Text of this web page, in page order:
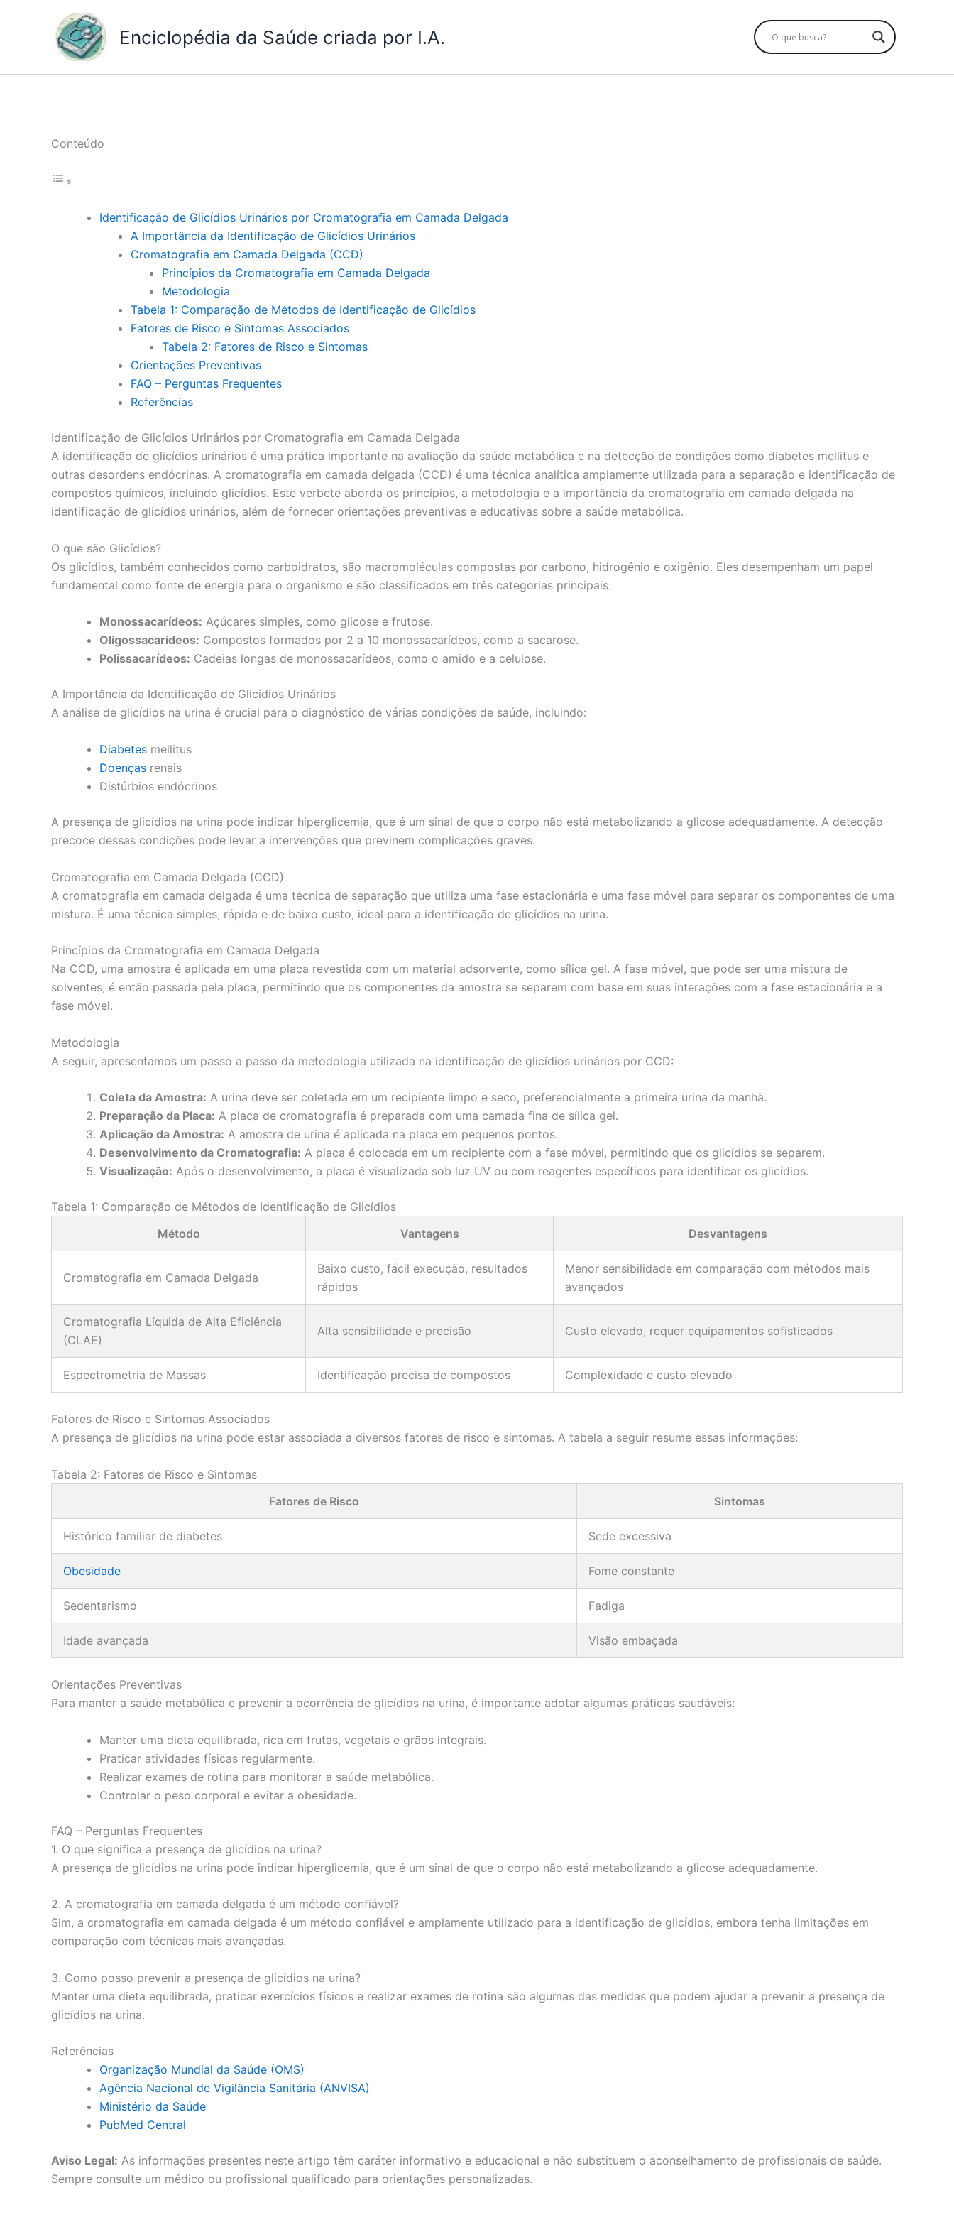
Enciclopédia da Saúde criada por I.A.
Conteúdo
Identificação de Glicídios Urinários por Cromatografia em Camada Delgada
A Importância da Identificação de Glicídios Urinários
Cromatografia em Camada Delgada (CCD)
Princípios da Cromatografia em Camada Delgada
Metodologia
Tabela 1: Comparação de Métodos de Identificação de Glicídios
Fatores de Risco e Sintomas Associados
Tabela 2: Fatores de Risco e Sintomas
Orientações Preventivas
FAQ – Perguntas Frequentes
Referências
Identificação de Glicídios Urinários por Cromatografia em Camada Delgada
A identificação de glicídios urinários é uma prática importante na avaliação da saúde metabólica e na detecção de condições como diabetes mellitus e
outras desordens endócrinas. A cromatografia em camada delgada (CCD) é uma técnica analítica amplamente utilizada para a separação e identificação de
compostos químicos, incluindo glicídios. Este verbete aborda os princípios, a metodologia e a importância da cromatografia em camada delgada na
identificação de glicídios urinários, além de fornecer orientações preventivas e educativas sobre a saúde metabólica.
O que são Glicídios?
Os glicídios, também conhecidos como carboidratos, são macromoléculas compostas por carbono, hidrogênio e oxigênio. Eles desempenham um papel
fundamental como fonte de energia para o organismo e são classificados em três categorias principais:
Monossacarídeos: Açúcares simples, como glicose e frutose.
Oligossacarídeos: Compostos formados por 2 a 10 monossacarídeos, como a sacarose.
Polissacarídeos: Cadeias longas de monossacarídeos, como o amido e a celulose.
A Importância da Identificação de Glicídios Urinários
A análise de glicídios na urina é crucial para o diagnóstico de várias condições de saúde, incluindo:
Diabetes mellitus
Doenças renais
Distúrbios endócrinos
A presença de glicídios na urina pode indicar hiperglicemia, que é um sinal de que o corpo não está metabolizando a glicose adequadamente. A detecção
precoce dessas condições pode levar a intervenções que previnem complicações graves.
Cromatografia em Camada Delgada (CCD)
A cromatografia em camada delgada é uma técnica de separação que utiliza uma fase estacionária e uma fase móvel para separar os componentes de uma
mistura. É uma técnica simples, rápida e de baixo custo, ideal para a identificação de glicídios na urina.
Princípios da Cromatografia em Camada Delgada
Na CCD, uma amostra é aplicada em uma placa revestida com um material adsorvente, como sílica gel. A fase móvel, que pode ser uma mistura de
solventes, é então passada pela placa, permitindo que os componentes da amostra se separem com base em suas interações com a fase estacionária e a
fase móvel.
Metodologia
A seguir, apresentamos um passo a passo da metodologia utilizada na identificação de glicídios urinários por CCD:
Coleta da Amostra: A urina deve ser coletada em um recipiente limpo e seco, preferencialmente a primeira urina da manhã.
Preparação da Placa: A placa de cromatografia é preparada com uma camada fina de sílica gel.
Aplicação da Amostra: A amostra de urina é aplicada na placa em pequenos pontos.
Desenvolvimento da Cromatografia: A placa é colocada em um recipiente com a fase móvel, permitindo que os glicídios se separem.
Visualização: Após o desenvolvimento, a placa é visualizada sob luz UV ou com reagentes específicos para identificar os glicídios.
Tabela 1: Comparação de Métodos de Identificação de Glicídios
Método
Vantagens Desvantagens
Cromatografia em Camada Delgada
Baixo custo, fácil execução, resultados
rápidos
Menor sensibilidade em comparação com métodos mais
avançados
Cromatografia Líquida de Alta Eficiência
(CLAE)
Alta sensibilidade e precisão Custo elevado, requer equipamentos sofisticados
Espectrometria de Massas Identificação precisa de compostos Complexidade e custo elevado
Fatores de Risco e Sintomas Associados
A presença de glicídios na urina pode estar associada a diversos fatores de risco e sintomas. A tabela a seguir resume essas informações:
Tabela 2: Fatores de Risco e Sintomas
Fatores de Risco
Sintomas
Histórico familiar de diabetes Sede excessiva
Obesidade Fome constante
Sedentarismo Fadiga
Idade avançada Visão embaçada
Orientações Preventivas
Para manter a saúde metabólica e prevenir a ocorrência de glicídios na urina, é importante adotar algumas práticas saudáveis:
Manter uma dieta equilibrada, rica em frutas, vegetais e grãos integrais.
Praticar atividades físicas regularmente.
Realizar exames de rotina para monitorar a saúde metabólica.
Controlar o peso corporal e evitar a obesidade.
FAQ – Perguntas Frequentes
1. O que significa a presença de glicídios na urina?
A presença de glicídios na urina pode indicar hiperglicemia, que é um sinal de que o corpo não está metabolizando a glicose adequadamente.
2. A cromatografia em camada delgada é um método confiável?
Sim, a cromatografia em camada delgada é um método confiável e amplamente utilizado para a identificação de glicídios, embora tenha limitações em
comparação com técnicas mais avançadas.
3. Como posso prevenir a presença de glicídios na urina?
Manter uma dieta equilibrada, praticar exercícios físicos e realizar exames de rotina são algumas das medidas que podem ajudar a prevenir a presença de
glicídios na urina.
Referências
Organização Mundial da Saúde (OMS)
Agência Nacional de Vigilância Sanitária (ANVISA)
Ministério da Saúde
PubMed Central
Aviso Legal: As informações presentes neste artigo têm caráter informativo e educacional e não substituem o aconselhamento de profissionais de saúde.
Sempre consulte um médico ou profissional qualificado para orientações personalizadas.